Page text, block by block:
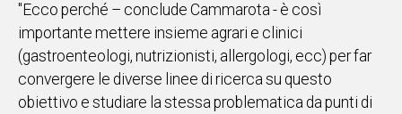
"Ecco perché – conclude Cammarota - è così
importante mettere insieme agrari e clinici
(gastroenteologi, nutrizionisti, allergologi, ecc) per far
convergere le diverse linee di ricerca su questo
obiettivo e studiare la stessa problematica da punti di